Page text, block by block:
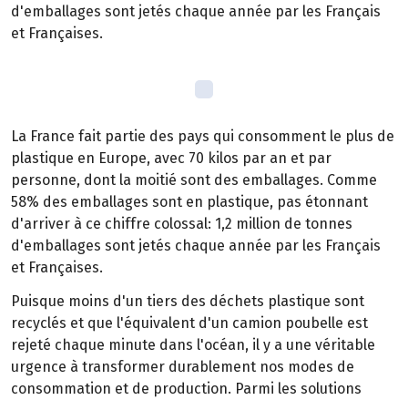
d'emballages sont jetés chaque année par les Français
et Françaises.
La France fait partie des pays qui consomment le plus de
plastique en Europe, avec 70 kilos par an et par
personne, dont la moitié sont des emballages. Comme
58% des emballages sont en plastique, pas étonnant
d'arriver à ce chiffre colossal: 1,2 million de tonnes
d'emballages sont jetés chaque année par les Français
et Françaises.
Puisque moins d'un tiers des déchets plastique sont
recyclés et que l'équivalent d'un camion poubelle est
rejeté chaque minute dans l'océan, il y a une véritable
urgence à transformer durablement nos modes de
consommation et de production. Parmi les solutions